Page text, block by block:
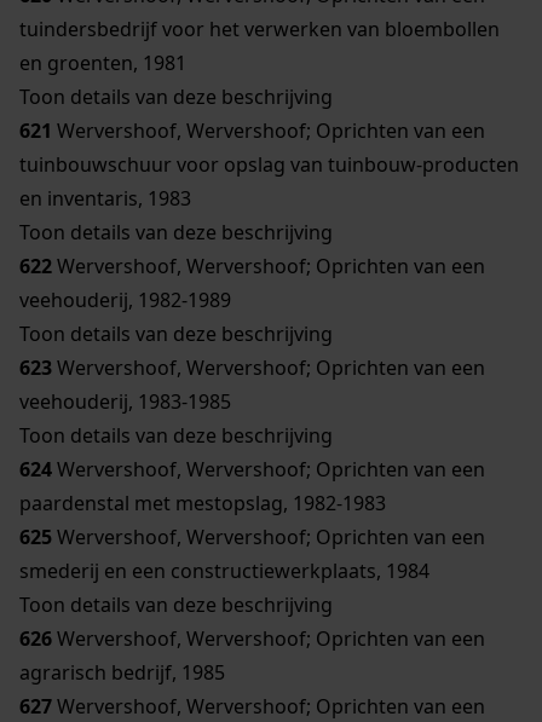
tuindersbedrijf voor het verwerken van bloembollen
en groenten, 1981
Toon details van deze beschrijving
621 Wervershoof, Wervershoof; Oprichten van een
tuinbouwschuur voor opslag van tuinbouw-producten
en inventaris, 1983
Toon details van deze beschrijving
622Wervershoof, Wervershoof; Oprichten van een
veehouderij, 1982-1989
Toon details van deze beschrijving
623Wervershoof, Wervershoof; Oprichten van een
veehouderij, 1983-1985
Toon details van deze beschrijving
624Wervershoof, Wervershoof; Oprichten van een
paardenstal met mestopslag, 1982-1983
625Wervershoof, Wervershoof; Oprichten van een
smederij en een constructiewerkplaats, 1984
Toon details van deze beschrijving
626Wervershoof, Wervershoof; Oprichten van een
agrarisch bedrijf, 1985
627Wervershoof, Wervershoof; Oprichten van een